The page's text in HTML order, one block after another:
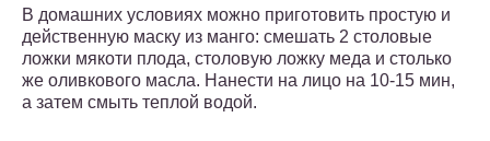
В домашних условиях можно приготовить простую и
действенную маску из манго: смешать 2 столовые
ложки мякоти плода, столовую ложку меда и столько
же оливкового масла. Нанести на лицо на 10-15 мин,
а затем смыть теплой водой.